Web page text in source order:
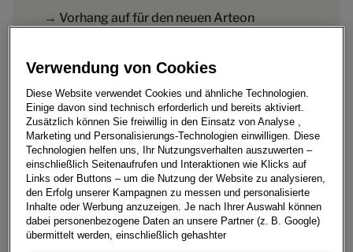
→ Vorhang auf für den neuen Arteon
Shuttle-Einsatz
→ Exklusive Fahrzeugflotte verbindet Kultur
und Eleganz auf einzigartige Weise
Zum 50-Jahre Jubiläum der Salzburger Osterfestspiele
fährt Volkswagen mit einer komplett neuen Limousine
vor. Noch vor der offiziellen Markteinführung im Juni
Verwendung von Cookies
Diese Website verwendet Cookies und ähnliche Technologien.
Einige davon sind technisch erforderlich und bereits aktiviert.
Zusätzlich können Sie freiwillig in den Einsatz von Analyse ,
Marketing und Personalisierungs-Technologien einwilligen. Diese
Technologien helfen uns, Ihr Nutzungsverhalten auszuwerten –
einschließlich Seitenaufrufen und Interaktionen wie Klicks auf
Links oder Buttons – um die Nutzung der Website zu analysieren,
den Erfolg unserer Kampagnen zu messen und personalisierte
Inhalte oder Werbung anzuzeigen. Je nach Ihrer Auswahl können
dabei personenbezogene Daten an unsere Partner (z. B. Google)
übermittelt werden, einschließlich gehashter